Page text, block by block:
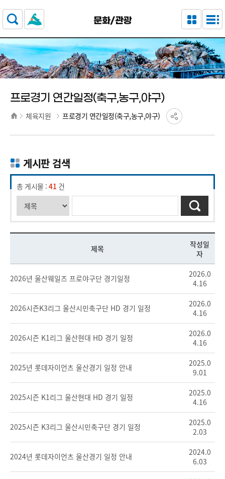
주요 메뉴로 건너뛰기
본문으로가기
문화/관광
프로경기 연간일정(축구,농구,야구)
체육지원 프로경기 연간일정(축구,농구,야구)
게시판 검색
총 게시물 : 41 건
제목
작성일
자
2026년 울산웨일즈 프로야구단 경기일정
2026.0
4.16
2026시즌K3리그 울산시민축구단 HD 경기 일정
2026.0
4.16
2026시즌 K1리그 울산현대 HD 경기 일정
2026.0
4.16
2025년 롯데자이언츠 울산경기 일정 안내
2025.0
9.01
2025시즌 K1리그 울산현대 HD 경기 일정
2025.0
4.16
2025시즌 K3리그 울산시민축구단 경기 일정
2025.0
2.03
2024년 롯데자이언츠 울산경기 일정 안내
2024.0
6.03